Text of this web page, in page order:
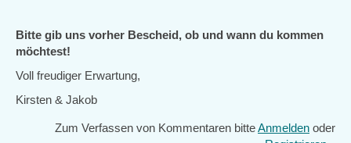
Bitte gib uns vorher Bescheid, ob und wann du kommen
möchtest!
Voll freudiger Erwartung,
Kirsten & Jakob
Zum Verfassen von Kommentaren bitteAnmelden oder